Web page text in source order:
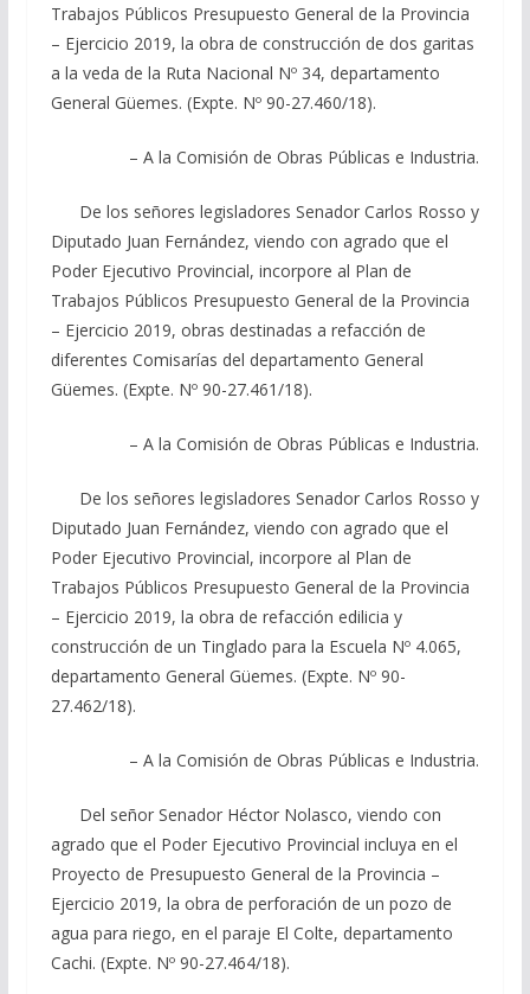
Trabajos Públicos Presupuesto General de la Provincia
– Ejercicio 2019, la obra de construcción de dos garitas
a la veda de la Ruta Nacional Nº 34, departamento
General Güemes. (Expte. Nº 90-27.460/18).
– A la Comisión de Obras Públicas e Industria.
De los señores legisladores Senador Carlos Rosso y
Diputado Juan Fernández, viendo con agrado que el
Poder Ejecutivo Provincial, incorpore al Plan de
Trabajos Públicos Presupuesto General de la Provincia
– Ejercicio 2019, obras destinadas a refacción de
diferentes Comisarías del departamento General
Güemes. (Expte. Nº 90-27.461/18).
– A la Comisión de Obras Públicas e Industria.
De los señores legisladores Senador Carlos Rosso y
Diputado Juan Fernández, viendo con agrado que el
Poder Ejecutivo Provincial, incorpore al Plan de
Trabajos Públicos Presupuesto General de la Provincia
– Ejercicio 2019, la obra de refacción edilicia y
construcción de un Tinglado para la Escuela Nº 4.065,
departamento General Güemes. (Expte. Nº 90-
27.462/18).
– A la Comisión de Obras Públicas e Industria.
Del señor Senador Héctor Nolasco, viendo con
agrado que el Poder Ejecutivo Provincial incluya en el
Proyecto de Presupuesto General de la Provincia –
Ejercicio 2019, la obra de perforación de un pozo de
agua para riego, en el paraje El Colte, departamento
Cachi. (Expte. Nº 90-27.464/18).